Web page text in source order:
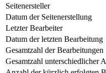
Seitenersteller
Datum der Seitenerstellung
Letzter Bearbeiter
Datum der letzten Bearbeitung
Gesamtzahl der Bearbeitungen
Gesamtzahl unterschiedlicher